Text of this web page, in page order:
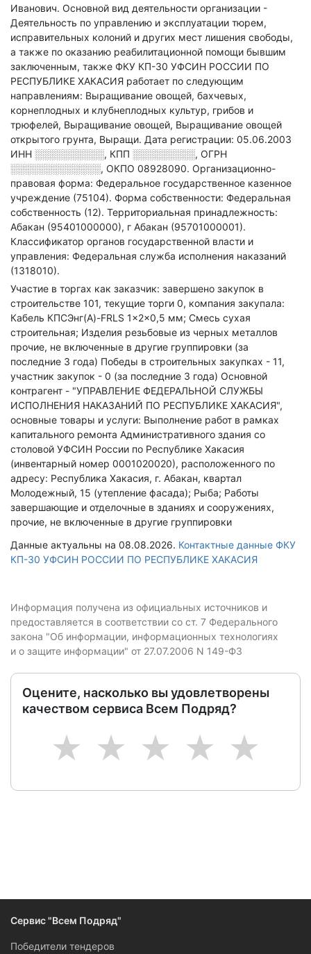
Иванович. Основной вид деятельности организации -
Деятельность по управлению и эксплуатации тюрем,
исправительных колоний и других мест лишения свободы,
а также по оказанию реабилитационной помощи бывшим
заключенным, также ФКУ КП-30 УФСИН РОССИИ ПО
РЕСПУБЛИКЕ ХАКАСИЯ работает по следующим
направлениям: Выращивание овощей, бахчевых,
корнеплодных и клубнеплодных культур, грибов и
трюфелей, Выращивание овощей, Выращивание овощей
открытого грунта, Выращи. Дата регистрации: 05.06.2003
ИНН ░░░░░░░░░░, КПП ░░░░░░░░░, ОГРН
░░░░░░░░░░░░░, ОКПО 08928090. Организационно-
правовая форма: Федеральное государственное казенное
учреждение (75104). Форма собственности: Федеральная
собственность (12). Территориальная принадлежность:
Абакан (95401000000), г Абакан (95701000001).
Классификатор органов государственной власти и
управления: Федеральная служба исполнения наказаний
(1318010).
Участие в торгах как заказчик: завершено закупок в
строительстве 101, текущие торги 0, компания закупала:
Кабель КПСЭнг(А)-FRLS 1x2x0,5 мм; Смесь сухая
строительная; Изделия резьбовые из черных металлов
прочие, не включенные в другие группировки (за
последние 3 года) Победы в строительных закупках - 11,
участник закупок - 0 (за последние 3 года) Основной
контрагент - "УПРАВЛЕНИЕ ФЕДЕРАЛЬНОЙ СЛУЖБЫ
ИСПОЛНЕНИЯ НАКАЗАНИЙ ПО РЕСПУБЛИКЕ ХАКАСИЯ",
основные товары и услуги: Выполнение работ в рамках
капитального ремонта Административного здания со
столовой УФСИН России по Республике Хакасия
(инвентарный номер 0001020020), расположенного по
адресу: Республика Хакасия, г. Абакан, квартал
Молодежный, 15 (утепление фасада); Рыба; Работы
завершающие и отделочные в зданиях и сооружениях,
прочие, не включенные в другие группировки
Данные актуальны на 08.08.2026. Контактные данные ФКУ
КП-30 УФСИН РОССИИ ПО РЕСПУБЛИКЕ ХАКАСИЯ
Информация получена из официальных источников и
предоставляется в соответствии со ст. 7 Федерального
закона "Об информации, информационных технологиях
и о защите информации" от 27.07.2006 N 149-ФЗ
Оцените, насколько вы удовлетворены
качеством сервиса Всем Подряд?
5
4
3
2
1
Сервис "Всем Подряд"
Победители тендеров